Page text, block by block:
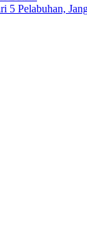
Pelabuhan,